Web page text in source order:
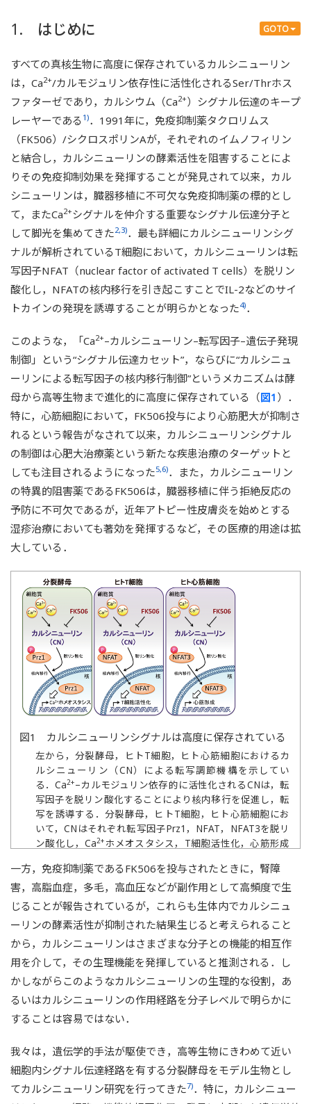
GOTO
1. はじめに
すべての真核生物に高度に保存されているカルシニューリン
は，Ca2+/カルモジュリン依存性に活性化されるSer/Thrホス
ファターゼであり，カルシウム（Ca2+）シグナル伝達のキープ
レーヤーである 1)．1991年に，免疫抑制薬タクロリムス
（FK506）/シクロスポリンAが，それぞれのイムノフィリン
と結合し，カルシニューリンの酵素活性を阻害することによ
りその免疫抑制効果を発揮することが発見されて以来，カル
シニューリンは，臓器移植に不可欠な免疫抑制薬の標的とし
て，またCa2+シグナルを仲介する重要なシグナル伝達分子と
して脚光を集めてきた2,3)．最も詳細にカルシニューリンシグ
ナルが解析されているT細胞において，カルシニューリンは転
写因子NFAT（nuclear factor of activated T cells）を脱リン
酸化し，NFATの核内移行を引き起こすことでIL-2などのサイ
トカインの発現を誘導することが明らかとなった4)．
このような，「Ca2+–カルシニューリン–転写因子–遺伝子発現
制御」という“シグナル伝達カセット”，ならびに“カルシニュ
ーリンによる転写因子の核内移行制御”というメカニズムは酵
母から高等生物まで進化的に高度に保存されている（図1 ）．
特に，心筋細胞において，FK506投与により心筋肥大が抑制さ
れるという報告がなされて以来，カルシニューリンシグナル
の制御は心肥大治療薬という新たな疾患治療のターゲットと
しても注目されるようになった5,6)．また，カルシニューリン
の特異的阻害薬であるFK506は，臓器移植に伴う拒絶反応の
予防に不可欠であるが，近年アトピー性皮膚炎を始めとする
湿疹治療においても著効を発揮するなど，その医療的用途は拡
大している．
図1 カルシニューリンシグナルは高度に保存されている
左から，分裂酵母，ヒトT細胞，ヒト心筋細胞におけるカ
ルシニューリン（CN）による転写調節機構を示してい
る．Ca2+–カルモジュリン依存的に活性化されるCNは，転
写因子を脱リン酸化することにより核内移行を促進し，転
写を誘導する．分裂酵母，ヒトT細胞，ヒト心筋細胞にお
いて，CNはそれぞれ転写因子Prz1，NFAT，NFAT3を脱リ
ン酸化し，Ca2+ ホメオスタシス，T細胞活性化，心筋形成
とで，CN依存的な転写を抑制することができる．Sugiura,
R.,et al.(2006) Mol. Biol. Cell, 17(11), 4790–4800および
Sugiura, R.,et al.(2003) J. Biol. Chem., 278(20), 18078–
一方，免疫抑制薬であるFK506を投与されたときに，腎障
害，高脂血症，多毛，高血圧などが副作用として高頻度で生
じることが報告されているが，これらも生体内でカルシニュ
ーリンの酵素活性が抑制された結果生じると考えられること
から，カルシニューリンはさまざまな分子との機能的相互作
用を介して，その生理機能を発揮していると推測される．し
かしながらこのようなカルシニューリンの生理的な役割，あ
るいはカルシニューリンの作用経路を分子レベルで明らかに
することは容易ではない．
我々は，遺伝学的手法が駆使でき，高等生物にきわめて近い
細胞内シグナル伝達経路を有する分裂酵母をモデル生物とし
てカルシニューリン研究を行ってきた7)．特に，カルシニュー